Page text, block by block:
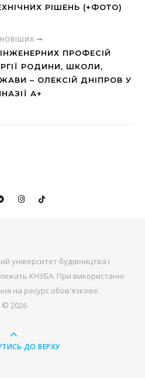
РІШЕНЬ (+ФОТО)
ПРОФЕСІЙ
РОДИНИ, ШКОЛИ,
– ОЛЕКСІЙ ДНІПРОВ У
А+
університет будівництва і
КНУБА. При використанні
на ресурс обов'язкове.
© 2026
ДО ВЕРХУ